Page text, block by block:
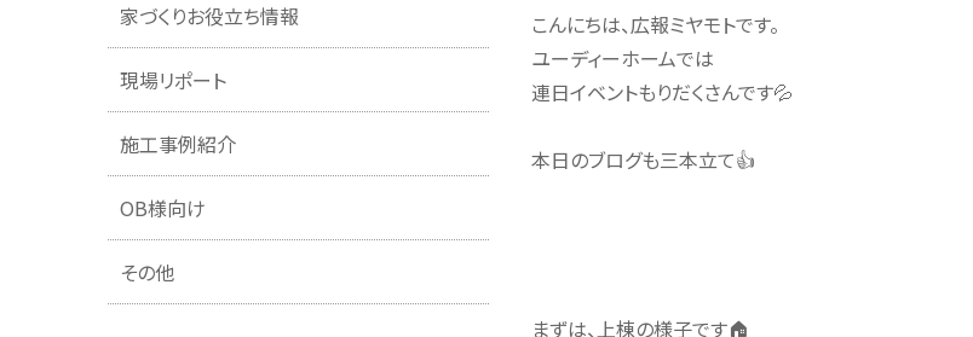
こんにちは、広報ミヤモトです。
ユーディーホームでは
連日イベントもりだくさんです💦
本日のブログも三本立て👍
まずは、上棟の様子です🏠
家づくりお役立ち情報
現場リポート
施工事例紹介
OB様向け
その他